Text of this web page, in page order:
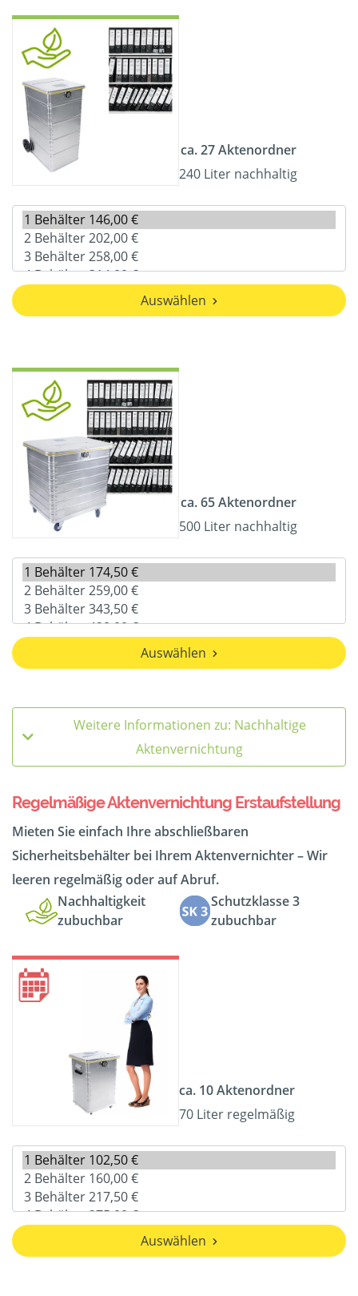
ca. 27 Aktenordner
240 Liter nachhaltig
Auswählen
ca. 65 Aktenordner
500 Liter nachhaltig
Auswählen
Weitere Informationen zu: Nachhaltige
Aktenvernichtung
Regelmäßige Aktenvernichtung Erstaufstellung
Mieten Sie einfach Ihre abschließbaren
Sicherheitsbehälter bei Ihrem Aktenvernichter – Wir
leeren regelmäßig oder auf Abruf.
Nachhaltigkeit
zubuchbar
Schutzklasse 3
zubuchbar
ca. 10 Aktenordner
70 Liter regelmäßig
Auswählen